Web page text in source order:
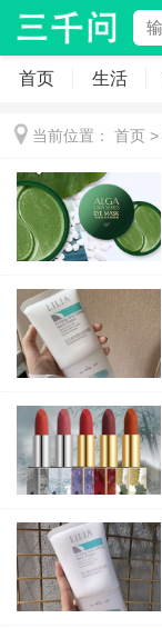
首页 生活
当前位置： 首页 >